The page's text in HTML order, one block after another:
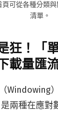
可從各種分類
清單。
狂！「
載量匯
Windowing
是兩種在應